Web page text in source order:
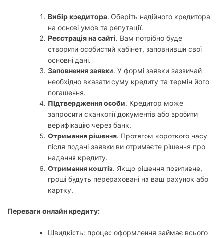
Вибір кредитора. Оберіть надійного кредитора
на основі умов та репутації.
Реєстрація на сайті. Вам потрібно буде
створити особистий кабінет, заповнивши свої
основні дані.
Заповнення заявки. У формі заявки зазвичай
необхідно вказати суму кредиту та термін його
погашення.
Підтвердження особи. Кредитор може
запросити сканкопії документів або зробити
верифікацію через банк.
Отримання рішення. Протягом короткого часу
після подачі заявки ви отримаєте рішення про
надання кредиту.
Отримання коштів. Якщо рішення позитивне,
гроші будуть перераховані на ваш рахунок або
картку.
Переваги онлайн кредиту:
Швидкість: процес оформлення займає всього